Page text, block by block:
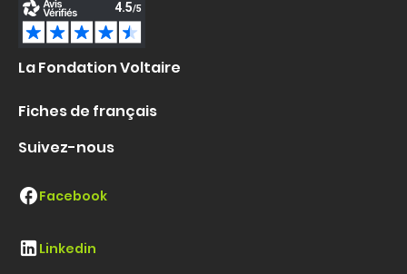
La Fondation Voltaire
Fiches de français
Suivez-nous
Facebook
Linkedin